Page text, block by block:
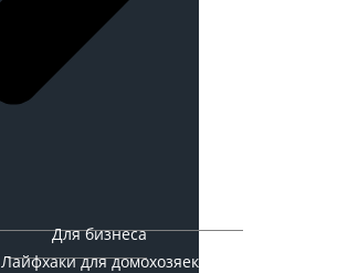
Для бизнеса
Лайфхаки для домохозяек